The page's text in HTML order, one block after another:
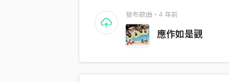
發布歌曲・4 年前
應作如是觀